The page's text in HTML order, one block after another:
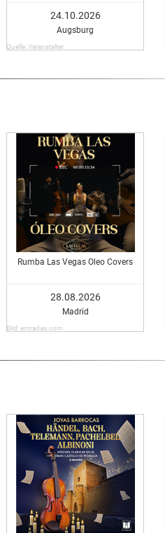
24.10.2026
Augsburg
Quelle: Veranstalter
Rumba Las Vegas Oleo Covers
28.08.2026
Madrid
Bild: entradas.com